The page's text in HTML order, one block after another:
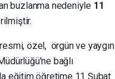
buzlanma nedeniyle 11
özel, örgün ve yaygın
bağlı
eğitim öğretime 11 Şubat